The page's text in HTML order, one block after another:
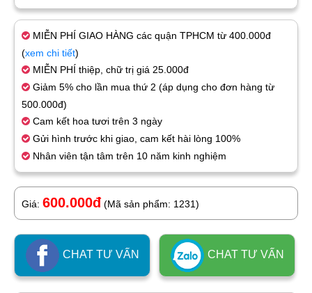
MIỄN PHÍ GIAO HÀNG các quận TPHCM từ 400.000đ
(xem chi tiết)
MIỄN PHÍ thiệp, chữ trị giá 25.000đ
Giảm 5% cho lần mua thứ 2 (áp dụng cho đơn hàng từ
500.000đ)
Cam kết hoa tươi trên 3 ngày
Gửi hình trước khi giao, cam kết hài lòng 100%
Nhân viên tận tâm trên 10 năm kinh nghiệm
Giá: 600.000đ (Mã sản phẩm: 1231)
CHAT TƯ VẤN CHAT TƯ VẤN